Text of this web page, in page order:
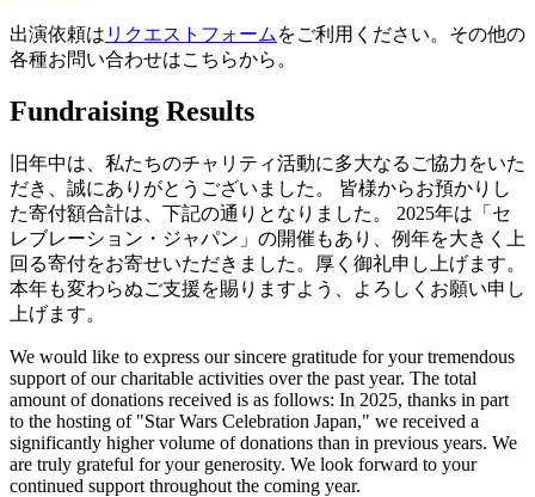
出演依頼は リクエストフォーム をご利用ください。その他の
各種お問い合わせはこちらから。
Fundraising Results
旧年中は、私たちのチャリティ活動に多大なるご協力をいた
だき、誠にありがとうございました。 皆様からお預かりし
た寄付額合計は、下記の通りとなりました。 2025年は「セ
レブレーション・ジャパン」の開催もあり、例年を大きく上
回る寄付をお寄せいただきました。厚く御礼申し上げます。
本年も変わらぬご支援を賜りますよう、よろしくお願い申し
上げます。
We would like to express our sincere gratitude for your tremendous
support of our charitable activities over the past year. The total
amount of donations received is as follows: In 2025, thanks in part
to the hosting of "Star Wars Celebration Japan," we received a
significantly higher volume of donations than in previous years. We
are truly grateful for your generosity. We look forward to your
continued support throughout the coming year.